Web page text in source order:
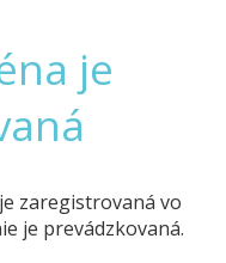
je
zaregistrovaná vo
je prevádzkovaná.